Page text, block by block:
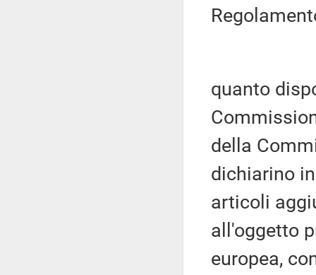
quanto
della
dichiarino
articoli
all'oggetto
europea,